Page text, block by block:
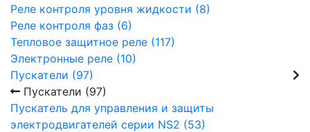
Реле контроля уровня жидкости (8)
Реле контроля фаз (6)
Тепловое защитное реле (117)
Электронные реле (10)
Пускатели (97)
Пускатели (97)
Пускатель для управления и защиты
электродвигателей серии NS2 (53)